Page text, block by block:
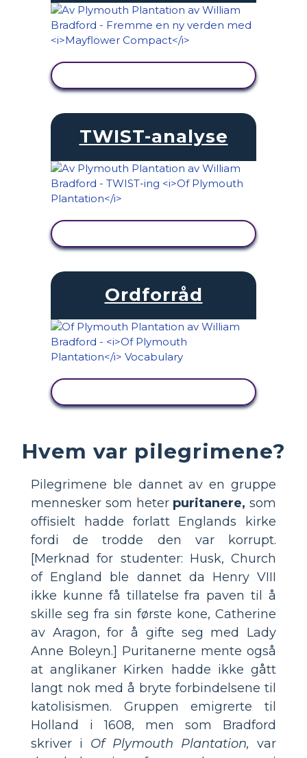
TWIST-analyse
Ordforråd
Hvem var pilegrimene?
Pilegrimene ble dannet av en gruppe
mennesker som heter puritanere, som
offisielt hadde forlatt Englands kirke
fordi de trodde den var korrupt.
[Merknad for studenter: Husk, Church
of England ble dannet da Henry VIII
ikke kunne få tillatelse fra paven til å
skille seg fra sin første kone, Catherine
av Aragon, for å gifte seg med Lady
Anne Boleyn.] Puritanerne mente også
at anglikaner Kirken hadde ikke gått
langt nok med å bryte forbindelsene til
katolisismen. Gruppen emigrerte til
Holland i 1608, men som Bradford
skriver i Of Plymouth Plantation, var